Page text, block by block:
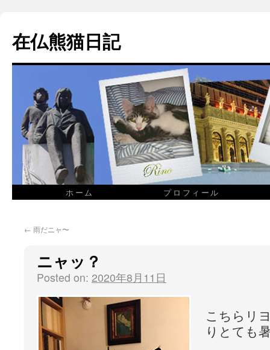
在仏熊猫日記
ホーム プロフィール
← 雨だニャ〜
ニャッ？
Posted on: 2020年8月11日
こちらリ
りとても